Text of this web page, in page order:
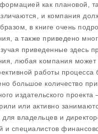
как плановой,
и компания
в книге очень
а также приведено
приведенные здесь
любая компания
работы процесса
большое количество
издательского
или активно
владельцев и
специалистов